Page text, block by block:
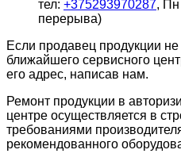
тел: +375293970287, Пн
перерыва)
Если продавец продукции
ближайшего сервисного
его адрес, написав нам.
Ремонт продукции в
центре осуществляется в
требованиями
рекомендованного